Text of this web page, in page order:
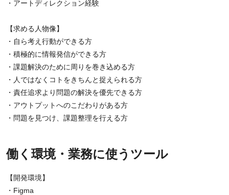
・アートディレクション経験
【求める人物像】
・自ら考え行動ができる方
・積極的に情報発信ができる方
・課題解決のために周りを巻き込める方
・人ではなくコトをきちんと捉えられる方
・責任追求より問題の解決を優先できる方
・アウトプットへのこだわりがある方
・問題を見つけ、課題整理を行える方
働く環境・業務に使うツール
【開発環境】
・Figma